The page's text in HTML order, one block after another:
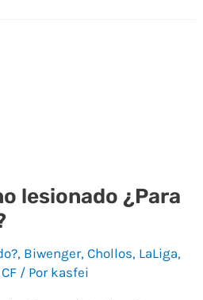
lesionado ¿Para
, Biwenger,Chollos, LaLiga,
/ Por kasfei